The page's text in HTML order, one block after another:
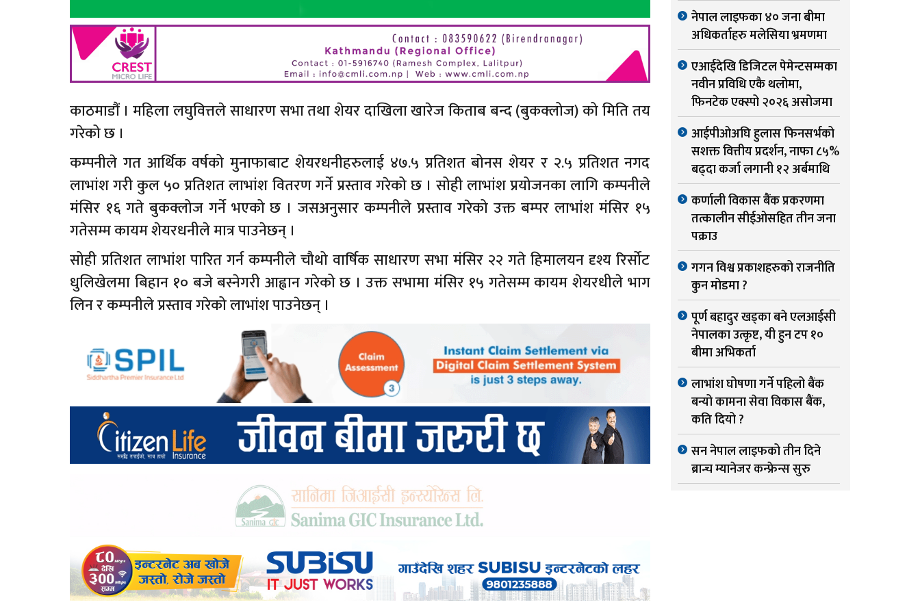
काठमाडौं । महिला लघुवित्तले साधारण सभा तथा शेयर दाखिला खारेज किताब बन्द (बुकक्लोज) को मिति तय
गरेको छ ।
कम्पनीले गत आर्थिक वर्षको मुनाफाबाट शेयरधनीहरुलाई ४७.५ प्रतिशत बोनस शेयर र २.५ प्रतिशत नगद
लाभांश गरी कुल ५० प्रतिशत लाभांश वितरण गर्ने प्रस्ताव गरेको छ । सोही लाभांश प्रयोजनका लागि कम्पनीले
मंसिर १६ गते बुकक्लोज गर्ने भएको छ । जसअनुसार कम्पनीले प्रस्ताव गरेको उक्त बम्पर लाभांश मंसिर १५
गतेसम्म कायम शेयरधनीले मात्र पाउनेछन् ।
सोही प्रतिशत लाभांश पारित गर्न कम्पनीले चौथो वार्षिक साधारण सभा मंसिर २२ गते हिमालयन दृश्य रिर्सोट
धुलिखेलमा बिहान १० बजे बस्नेगरी आह्वान गरेको छ । उक्त सभामा मंसिर १५ गतेसम्म कायम शेयरधीले भाग
लिन र कम्पनीले प्रस्ताव गरेको लाभांश पाउनेछन् ।
नेपाल लाइफका ४० जना बीमा
अधिकर्ताहरु मलेसिया भ्रमणमा
एआईदेखि डिजिटल पेमेन्टसम्मका
नवीन प्रविधि एकै थलोमा,
फिनटेक एक्स्पो २०२६ असोजमा
आईपीओअघि हुलास फिनसर्भको
सशक्त वित्तीय प्रदर्शन, नाफा ८५%
बढ्दा कर्जा लगानी १२ अर्बमाथि
कर्णाली विकास बैंक प्रकरणमा
तत्कालीन सीईओसहित तीन जना
पक्राउ
गगन विश्व प्रकाशहरुको राजनीति
कुन मोडमा ?
पूर्ण बहादुर खड्का बने एलआईसी
नेपालका उत्कृष्ट, यी हुन टप १०
बीमा अभिकर्ता
लाभांश घोषणा गर्ने पहिलो बैंक
बन्यो कामना सेवा विकास बैंक,
कति दियो ?
सन नेपाल लाइफको तीन दिने
ब्रान्च म्यानेजर कन्फ्रेन्स सुरु